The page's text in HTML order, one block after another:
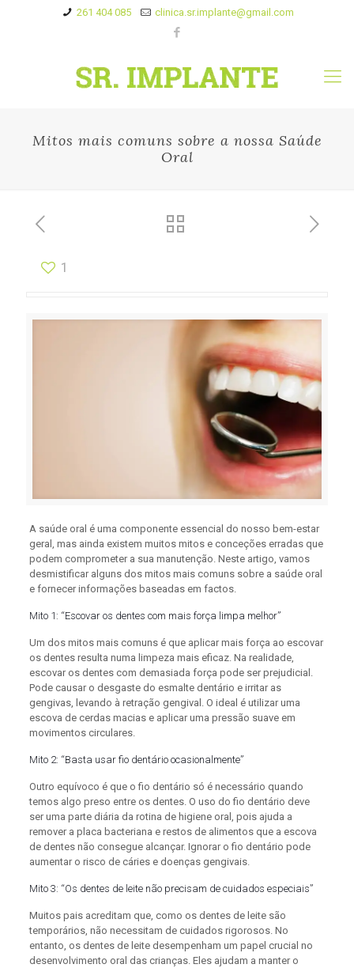
261 404 085 clinica.sr.implante@gmail.com
Mitos mais comuns sobre a nossa Saúde
Oral
1
A saúde oral é uma componente essencial do nosso bem-estar
geral, mas ainda existem muitos mitos e conceções erradas que
podem comprometer a sua manutenção. Neste artigo, vamos
desmistificar alguns dos mitos mais comuns sobre a saúde oral
e fornecer informações baseadas em factos.
Mito 1: “Escovar os dentes com mais força limpa melhor”
Um dos mitos mais comuns é que aplicar mais força ao escovar
os dentes resulta numa limpeza mais eficaz. Na realidade,
escovar os dentes com demasiada força pode ser prejudicial.
Pode causar o desgaste do esmalte dentário e irritar as
gengivas, levando à retração gengival. O ideal é utilizar uma
escova de cerdas macias e aplicar uma pressão suave em
movimentos circulares.
Mito 2: “Basta usar fio dentário ocasionalmente”
Outro equívoco é que o fio dentário só é necessário quando
temos algo preso entre os dentes. O uso do fio dentário deve
ser uma parte diária da rotina de higiene oral, pois ajuda a
remover a placa bacteriana e restos de alimentos que a escova
de dentes não consegue alcançar. Ignorar o fio dentário pode
aumentar o risco de cáries e doenças gengivais.
Mito 3: “Os dentes de leite não precisam de cuidados especiais”
Muitos pais acreditam que, como os dentes de leite são
temporários, não necessitam de cuidados rigorosos. No
entanto, os dentes de leite desempenham um papel crucial no
desenvolvimento oral das crianças. Eles ajudam a manter o